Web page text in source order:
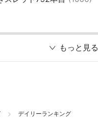
もっと見る
デイリーランキング